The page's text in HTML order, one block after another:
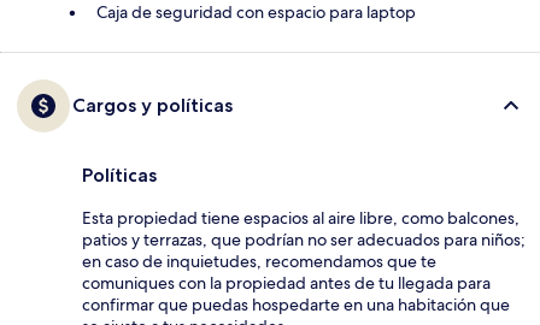
Caja de seguridad con espacio para laptop
Cargos y políticas
Políticas
Esta propiedad tiene espacios al aire libre, como balcones,
patios y terrazas, que podrían no ser adecuados para niños;
en caso de inquietudes, recomendamos que te
comuniques con la propiedad antes de tu llegada para
confirmar que puedas hospedarte en una habitación que